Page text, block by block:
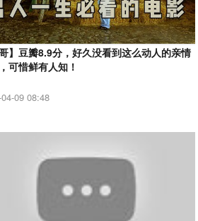
哥】豆瓣8.9分，好久没看到这么动人的亲情
可惜鲜有人知！
09 08:48